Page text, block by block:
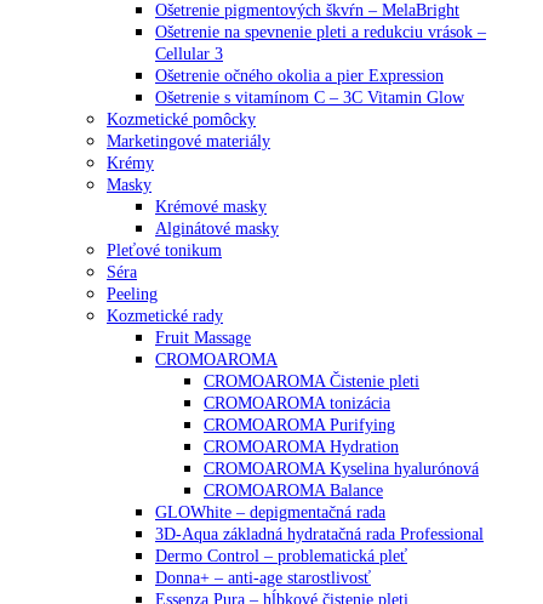
Ošetrenie pigmentových škvŕn – MelaBright
Ošetrenie na spevnenie pleti a redukciu vrások –
Cellular 3
Ošetrenie očného okolia a pier Expression
Ošetrenie s vitamínom C – 3C Vitamin Glow
Kozmetické pomôcky
Marketingové materiály
Krémy
Masky
Krémové masky
Alginátové masky
Pleťové tonikum
Séra
Peeling
Kozmetické rady
Fruit Massage
CROMOAROMA
CROMOAROMA Čistenie pleti
CROMOAROMA tonizácia
CROMOAROMA Purifying
CROMOAROMA Hydration
CROMOAROMA Kyselina hyalurónová
CROMOAROMA Balance
GLOWhite – depigmentačná rada
3D-Aqua základná hydratačná rada Professional
Dermo Control – problematická pleť
Donna+ – anti-age starostlivosť
Essenza Pura – hĺbkové čistenie pleti